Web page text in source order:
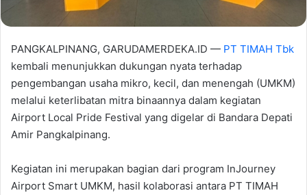
PANGKALPINANG, GARUDAMERDEKA.ID — PT TIMAH Tbk
kembali menunjukkan dukungan nyata terhadap
pengembangan usaha mikro, kecil, dan menengah (UMKM)
melalui keterlibatan mitra binaannya dalam kegiatan
Airport Local Pride Festival yang digelar di Bandara Depati
Amir Pangkalpinang.
Kegiatan ini merupakan bagian dari program InJourney
Airport Smart UMKM, hasil kolaborasi antara PT TIMAH